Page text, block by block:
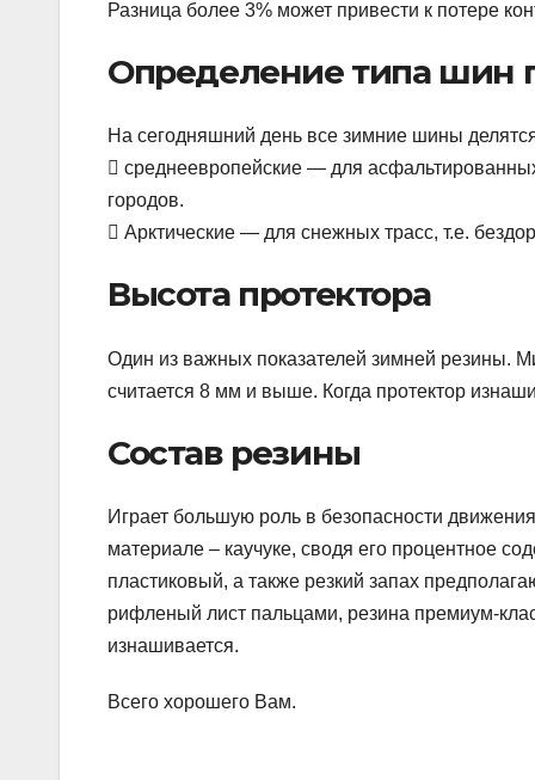
Разница более 3% может привести к потере
Определение типа шин
На сегодняшний день все зимние шины
 среднеевропейские — для
городов.
 Арктические — для снежных трасс, т.е.
Высота протектора
Один из важных показателей зимней резины.
считается 8 мм и выше. Когда протектор
Состав резины
Играет большую роль в безопасности
материале – каучуке, сводя его процентное
пластиковый, а также резкий запах
рифленый лист пальцами, резина премиум-
изнашивается.
Всего хорошего Вам.